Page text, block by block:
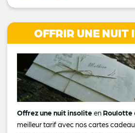
OFFRIR UNE NUIT
Offrez une nuit insolite en Roulotte
meilleur tarif avec nos cartes